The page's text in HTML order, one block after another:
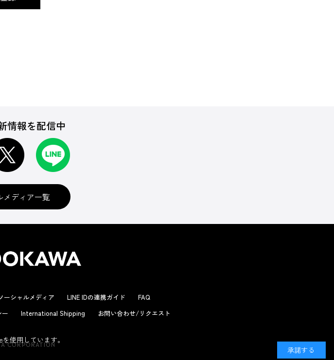
情報を配信中
メディア一覧
ーシャルメディア LINE IDの連携ガイド
FAQ
ー International Shipping お問い合わせ/リクエスト
CORPORATION
使用しています。
承諾する